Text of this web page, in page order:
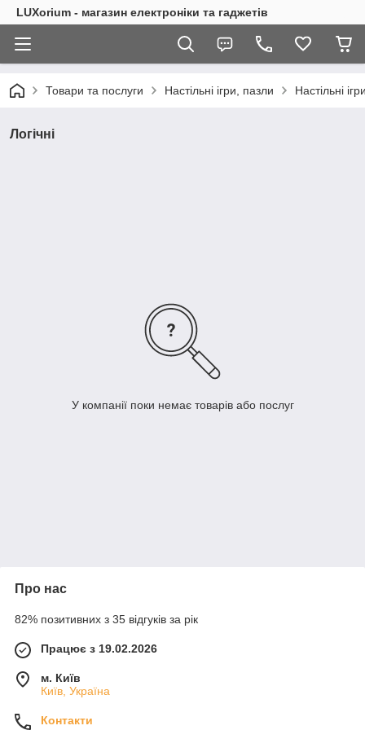
LUXorium - магазин електроніки та гаджетів
Товари та послуги Настільні ігри, пазли Настільні
Логічні
У компанії поки немає товарів або послуг
Про нас
82% позитивних з 35 відгуків за рік
Працює з 19.02.2026
м. Київ
Київ, Україна
Контакти